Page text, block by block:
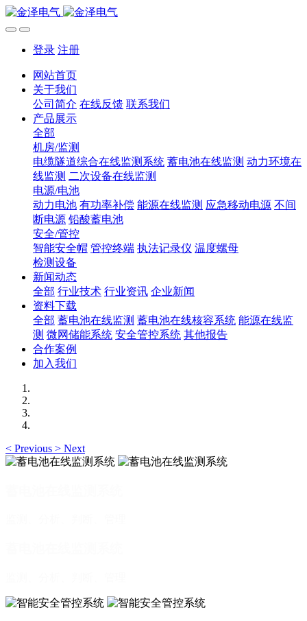
登录 注册
网站首页
关于我们
公司简介 在线反馈 联系我们
产品展示
全部
机房/监测
电缆隧道综合在线监测系统 蓄电池在线监测 动力环境在
线监测 二次设备在线监测
电源/电池
动力电池 有功率补偿 能源在线监测 应急移动电源 不间
断电源 铅酸蓄电池
安全/管控
智能安全帽 管控终端 执法记录仪 温度螺母
检测设备
新闻动态
全部 行业技术 行业资讯 企业新闻
资料下载
全部 蓄电池在线监测 蓄电池在线核容系统 能源在线监
测 微网储能系统 安全管控系统 其他报告
合作案例
加入我们
< Previous > Next